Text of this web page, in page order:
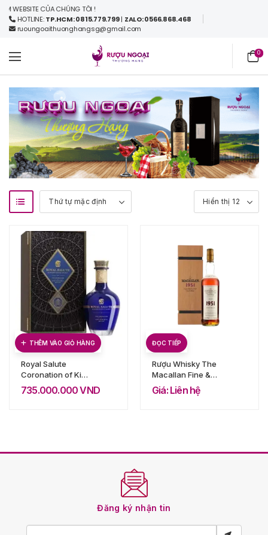
CỦA CHÚNG TÔI !
HOTLINE:TP.HCM: 0815.779.799| ZALO: 0566.868.468
ruoungoaithuonghangsg@gmail.com
0
THÊM VÀO GIỎ HÀNG
Royal Salute
Coronation of King
Charles III Edition
735.000.000VND
ĐỌC TIẾP
Rượu Whisky The
Macallan Fine &
Rare 1951 No. 644
Giá: Liên hệ
Đăng ký nhận tin